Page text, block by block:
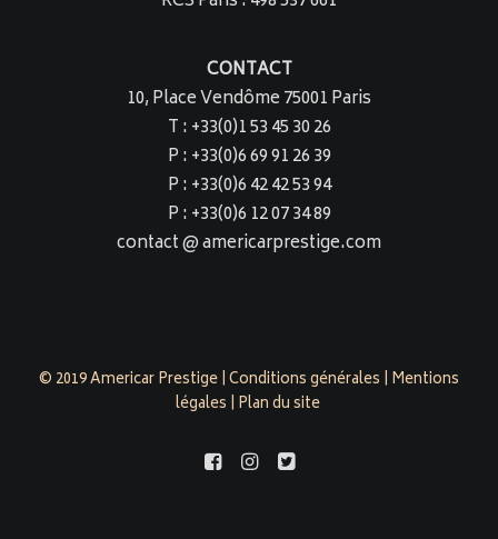
CONTACT
10, Place Vendôme 75001 Paris
T : +33(0)1 53 45 30 26
P : +33(0)6 69 91 26 39
P : +33(0)6 42 42 53 94
P : +33(0)6 12 07 34 89
contact @ americarprestige.com
© 2019 Americar Prestige |Conditions générales | Mentions
légales | Plan du site